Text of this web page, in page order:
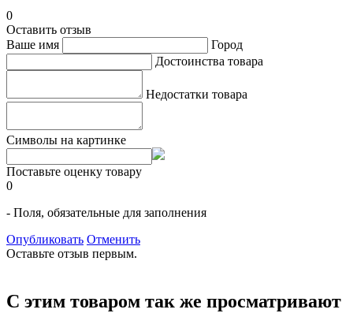
0
Оставить отзыв
Ваше имя
Город
Достоинства товара
Недостатки товара
Символы на картинке
Поставьте оценку товару
0
- Поля, обязательные для заполнения
Опубликовать Отменить
Оставьте отзыв первым.
С этим товаром так же просматривают